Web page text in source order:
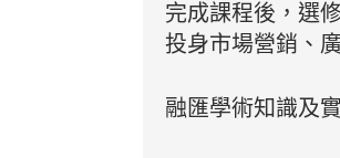
完成課程後，選
投身市場營銷、
融匯學術知識及